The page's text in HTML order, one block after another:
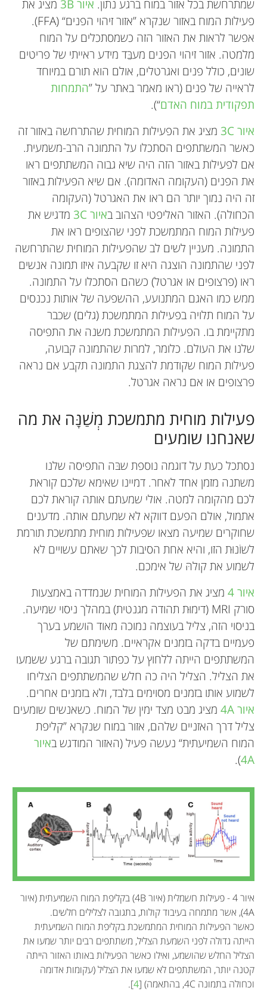
אני מרותקת מיכולתו של המוח להתמקד ברגע הנכון או
על המטלה הנכונה, ולשלוט בפעילות של עצמו. אני
מבצעת מחקר מוח כדי לקדם את ההבנה של האופן
שבו המוח משיג את השליטה הזו. נוסף על חקר המוח,
אני שמחה מאוד כשאני גולשת בגלישת רוח, מתאמנת
ביוגה או מציירת.
גיל: 15
אני תלמידת כיתה ט’ בבית ספר תיכון. השיעורים
האהובים עליי הם פיזיקה והיסטוריה, בגלל שאני
אוהבת להבין למה דברים הם כפי שהם. הסקרנות הזו
הֵחֵלָּה כשהייתי קטנה ואימא שלי, שהיא מנתחת מוח,
ארגנה בשבילי ניסויים במעבדה שלה. כשאני לא
עסוקה בבית הספר, אני מבלה את זמני הפנוי ברכיבה
על הסוס שלי ובהסתובבות עם החברים שלי.
שמתרחשת בכל אזור במוח ברגע נתון. איור 3B
מציג את
פעילות המוח באזור שנקרא ”אזור זיהוי הפנים“ (FFA).
אפשר לראות את האזור הזה כשמסתכלים על המוח
מלמטה. אזור זיהוי הפנים מעבֵּד מידע ראייתי של פריטים
שונים, כולל פנים ואגרטלים, אולם הוא תורם במיוחד
לראייה של פנים (ראו מאמר באתר על ”התמחות
תפקודית במוח האדם“).
איור 3C
מציג את הפעילות המוחית שהתרחשה באזור זה
כאשר המשתתפים הסתכלו על התמונה הרב-משמעית.
אם לפעילות באזור הזה היה שיא גבוה המשתתפים ראו
את הפנים (העקומה האדומה). אם שיא הפעילות באזור
זה היה נמוך יותר הם ראו את האגרטל (העקומה
הכחולה). האזור האליפטי הצהוב באיור 3C
מדגיש את
פעילות המוח המתמשכת לפני שהצופים ראו את
התמונה. מעניין לשים לב שהפעילות המוחית שהתרחשה
לפני שהתמונה הוצגה היא זו שקבעה איזו תמונה אנשים
ראו (פרצופים או אגרטל) כשהם הסתכלו על התמונה.
ממש כמו האגם המתנועע, ההשפעה של אותות נכנסים
על המוח תלויה בפעילות המתמשכת (גלים) שכבר
מתקיימת בו. הפעילות המתמשכת משנה את התפיסה
שלנו את העולם. כלומר, למרות שהתמונה קבועה,
פעילות המוח שקודמת להצגת התמונה תקבע אם נראה
פרצופים או אם נראה אגרטל.
פעילות מוחית מתמשכת מְשַׁנָּה את מה
שאנחנו שומעים
נסתכל כעת על דוגמה נוספת שבּה התפיסה שלנו
משתנה מזמן אחד לאחר. דמיינו שאימא שלכם קוראת
לכם מהקומה למטה. אולי שמעתם אותה קוראת לכם
אתמול, אולם הפעם דווקא לא שמעתם אותה. מדענים
שחוקרים שמיעה מצאו שפעילות מוחית מתמשכת תורמת
לשוֹנוּת הזו, והיא אחת הסיבות לכך שאתם עשויים לא
לשמוע את קולהּ של אימכם.
איור 4 מציג את הפעילות המוחית שנמדדה באמצעות
סורק MRI (דימוּת תהודה מגנטית) במהלך ניסוי שמיעה.
בניסוי הזה, צליל בעוצמה נמוכה מאוד הושמע בערך
פעמיים בדקה בזמנים אקראיים. משימתם של
המשתתפים הייתה ללחוץ על כפתור תגובה ברגע ששמעו
את הצליל. הצליל היה כה חלש שהמשתתפים הצליחו
לשמוע אותו בזמנים מסוימים בלבד, ולא בזמנים אחרים.
איור 4A
מציג מבט מצד ימין של המוח. כשאנשים שומעים
צליל דרך האזניים שלהם, אזור במוח שנקרא ”קליפת
המוח השמיעתית“ נעשה פעיל (האזור המודגש באיור
4A
).
איור 4 - פעילות חשמלית (איור 4B) בקליפת המוח השמיעתית (איור
4A), אשר מתמחה בעיבוד קולות, בתגובה לצלילים חלשים.
כאשר הפעילות המוחית המתמשכת בקליפת המוח השמיעתית
הייתה גדולה לפני השמעת הצליל, משתתפים רבים יותר שמעו את
הצליל החלש שהושמע, ואילו כאשר הפעילות באותו האזור הייתה
קטנה יותר, המשתתפים לא שמעו את הצליל (עקומות אדומה
וכחולה בתמונה 4C, בהתאמה) [
4
].